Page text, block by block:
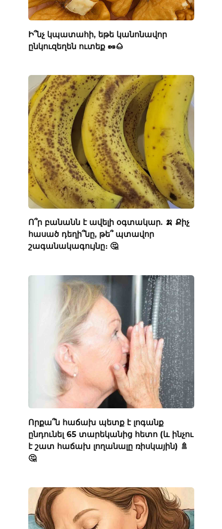
Ի՞նչ կպատահի, եթե կանոնավոր
ընկուզեղեն ուտեք 🥜🌰
Ո՞ր բանանն է ավելի օգտակար. 🍌 Քիչ
հասած դեղի՞նը, թե՞ պտավոր
շագանակագույնը։ 🤔
Որքա՞ն հաճախ պետք է լոգանք
ընդունել 65 տարեկանից հետո (և ինչու
է շատ հաճախ լողանալը ռիսկային) 🚿
🤔